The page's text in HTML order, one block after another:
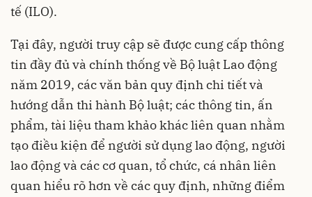
tế (ILO).
Tại đây, người truy cập sẽ được cung cấp thông
tin đầy đủ và chính thống về Bộ luật Lao động
năm 2019, các văn bản quy định chi tiết và
hướng dẫn thi hành Bộ luật; các thông tin, ấn
phẩm, tài liệu tham khảo khác liên quan nhằm
tạo điều kiện để người sử dụng lao động, người
lao động và các cơ quan, tổ chức, cá nhân liên
quan hiểu rõ hơn về các quy định, những điểm